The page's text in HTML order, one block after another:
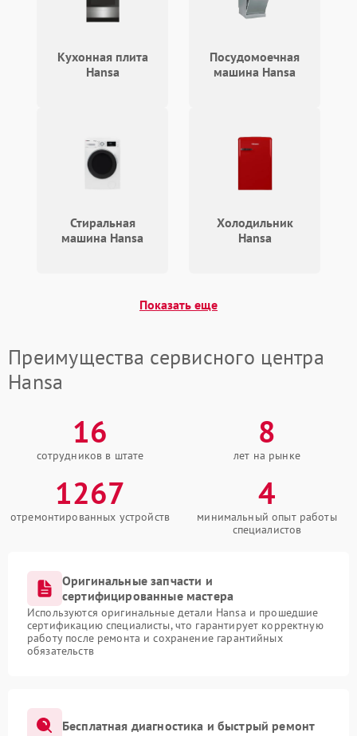
Кухонная плита
Hansa
Посудомоечная
машина Hansa
Стиральная
машина Hansa
Холодильник
Hansa
Показать еще
Преимущества сервисного центра
Hansa
16
сотрудников в штате
8
лет на рынке
1267
отремонтированных устройств
4
минимальный опыт работы
специалистов
Оригинальные запчасти и
сертифицированные мастера
Используются оригинальные детали Hansa и прошедшие
сертификацию специалисты, что гарантирует корректную
работу после ремонта и сохранение гарантийных
обязательств
Бесплатная диагностика и быстрый ремонт